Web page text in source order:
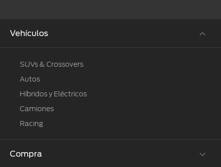
Vehículos
SUVs & Crossovers
Autos
Híbridos y Eléctricos
Camiones
Racing
Compra